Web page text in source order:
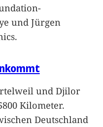
und Jürgen
und Djilor
Kilometer.
Deutschland